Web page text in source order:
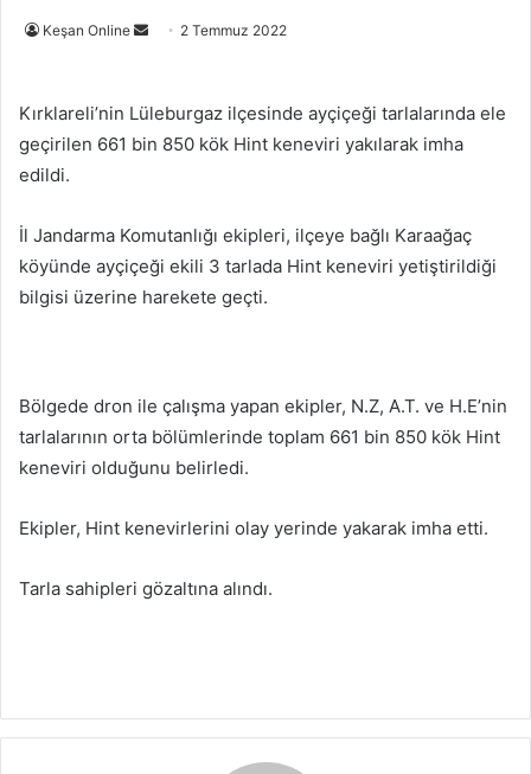
Keşan Online
Bir
göndermek
2 Temmuz 2022
Kırklareli’nin Lüleburgaz ilçesinde ayçiçeği tarlalarında ele
geçirilen 661 bin 850 kök Hint keneviri yakılarak imha
edildi.
İl Jandarma Komutanlığı ekipleri, ilçeye bağlı Karaağaç
köyünde ayçiçeği ekili 3 tarlada Hint keneviri yetiştirildiği
bilgisi üzerine harekete geçti.
Bölgede dron ile çalışma yapan ekipler, N.Z, A.T. ve H.E’nin
tarlalarının orta bölümlerinde toplam 661 bin 850 kök Hint
keneviri olduğunu belirledi.
Ekipler, Hint kenevirlerini olay yerinde yakarak imha etti.
Tarla sahipleri gözaltına alındı.